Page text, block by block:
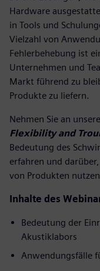
Hardware
in Tools und
Vielzahl von
Fehlerbehebung ist
Unternehmen und
Markt führend zu
Produkte zu liefern.
Nehmen Sie an
Flexibility and
Bedeutung des
erfahren und
von Produkten
Inhalte des
Bedeutung der
Akustiklabors
Anwendungsfälle